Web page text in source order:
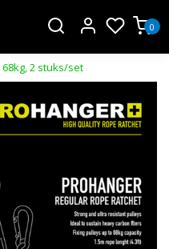
0
68kg, 2 stuks/set